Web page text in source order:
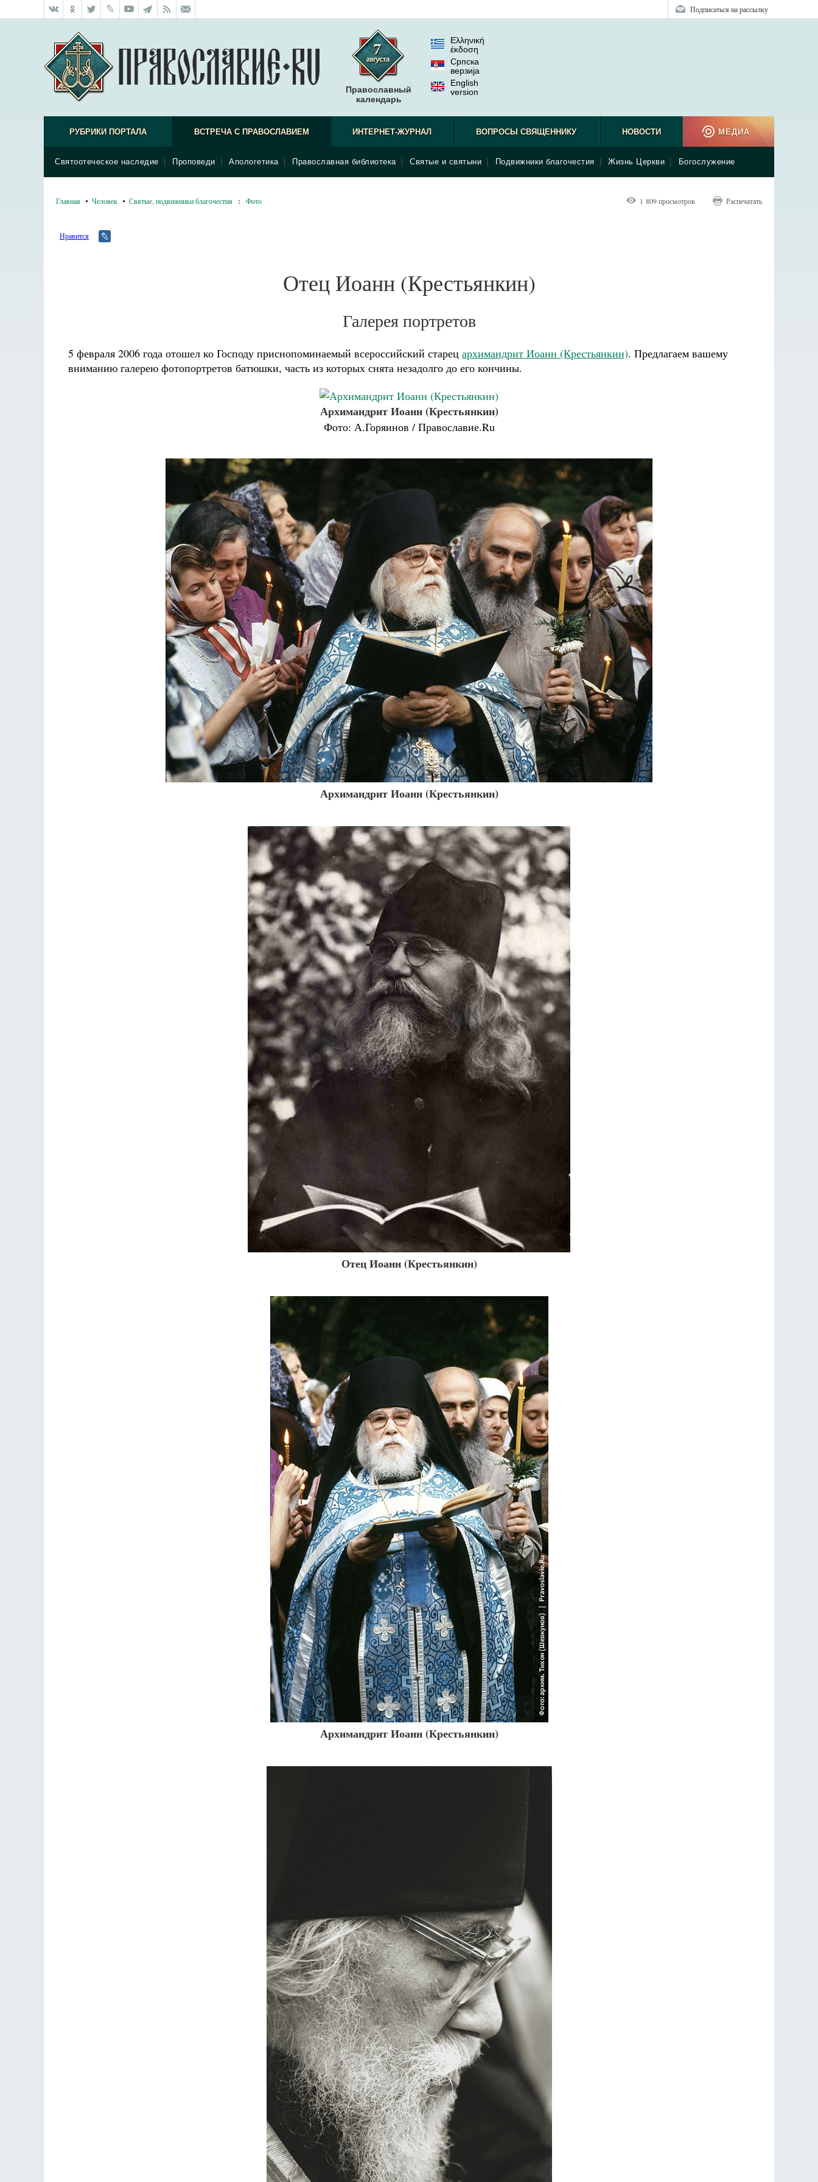
Подписаться на рассылку
Православный
календарь
Ελληνική
έκδοση
Српска
верзиjа
English
version
РУБРИКИ ПОРТАЛА ВСТРЕЧА С ПРАВОСЛАВИЕМ
Святоотеческое наследие Проповеди Апологетика Православная библиотека Святые и святыни Подвижники благочестия Жизнь Церкви Богослужение
ИНТЕРНЕТ-ЖУРНАЛ ВОПРОСЫ СВЯЩЕННИКУ НОВОСТИ МЕДИА
Главная Человек Святые, подвижники благочестия : Фото 1 809 просмотров Распечатать
Нравится
Отец Иоанн (Крестьянкин)
Галерея портретов
5 февраля 2006 года отошел ко Господу приснопоминаемый всероссийский старец архимандрит Иоанн (Крестьянкин). Предлагаем вашему
вниманию галерею фотопортретов батюшки, часть из которых снята незадолго до его кончины.
Архимандрит Иоанн (Крестьянкин)
Фото: А.Горяинов / Православие.Ru
Архимандрит Иоанн (Крестьянкин)
Отец Иоанн (Крестьянкин)
Архимандрит Иоанн (Крестьянкин)